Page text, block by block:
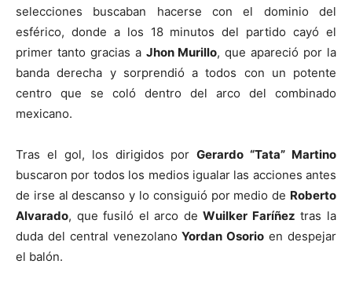
selecciones buscaban hacerse con el dominio del
esférico, donde a los 18 minutos del partido cayó el
primer tanto gracias a Jhon Murillo, que apareció por la
banda derecha y sorprendió a todos con un potente
centro que se coló dentro del arco del combinado
mexicano.
Tras el gol, los dirigidos porGerardo “Tata” Martino
buscaron por todos los medios igualar las acciones antes
de irse al descanso y lo consiguió por medio de Roberto
Alvarado, que fusiló el arco deWuilker Faríñez tras la
duda del central venezolanoYordan Osorio en despejar
el balón.